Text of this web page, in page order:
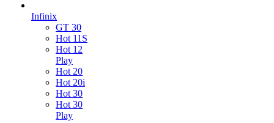
Infinix
GT 30
Hot 11S
Hot 12
Play
Hot 20
Hot 20i
Hot 30
Hot 30
Play